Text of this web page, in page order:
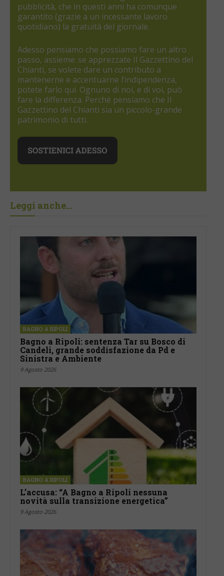
pubblicità, che in questi anni ha comunque
garantito (grazie a un incessante lavoro
quotidiano) la gratuità del giornale.
Adesso pensiamo che possiamo fare un altro
passo, assieme: se apprezzate Il Gazzettino del
Chianti, se volete dare un contributo a
mantenerne e accentuarne l’indipendenza,
potete farlo qui. Ognuno di noi, e di voi, può
fare la differenza. Perché pensiamo che Il
Gazzettino del Chianti sia un piccolo-grande
patrimonio di tutti.
Leggi anche...
BAGNO A RIPOLI
Bagno a Ripoli: sentenza Tar su Bosco di
Candeli, grande soddisfazione da Pd e
Sinistra e Ambiente
9 Agosto 2026
BAGNO A RIPOLI
L’accusa: “A Bagno a Ripoli nessuna
novità sulla transizione energetica”
9 Agosto 2026